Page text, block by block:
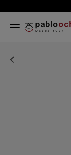
75